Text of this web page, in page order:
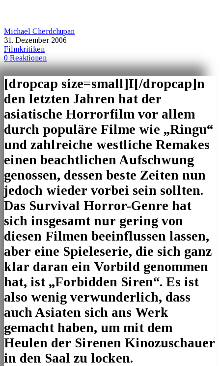
Michael Cherdchupan
31. Dezember 2006
Filmkritiken
0 Reaktionen
[dropcap size=small]I[/dropcap]n
den letzten Jahren hat der
asiatische Horrorfilm vor allem
durch populäre Filme wie „Ringu“
und zahlreiche westliche Remakes
einen beachtlichen Aufschwung
genossen, dessen beste Zeiten nun
jedoch wieder vorbei sein sollten.
Das Survival Horror-Genre hat
sich insgesamt nur gering von
diesen Filmen beeinflussen lassen,
aber eine Spieleserie, die sich ganz
klar daran ein Vorbild genommen
hat, ist „Forbidden Siren“. Es ist
also wenig verwunderlich, dass
auch Asiaten sich ans Werk
gemacht haben, um mit dem
Heulen der Sirenen Kinozuschauer
in den Saal zu locken.